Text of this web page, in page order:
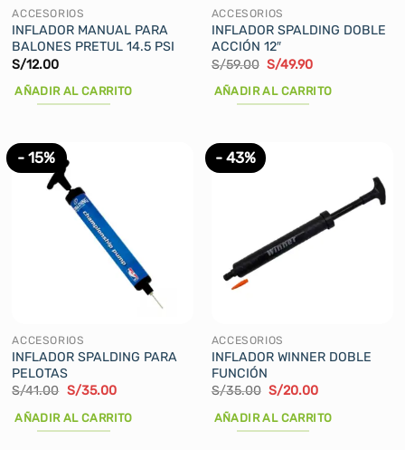
la
página
de
producto
ACCESORIOS
INFLADOR MANUAL PARA
BALONES PRETUL 14.5 PSI
S/12.00
AÑADIR AL CARRITO
ACCESORIOS
INFLADOR SPALDING DOBLE
ACCIÓN 12″
S/59.00 El
original
era:
S/49.90El
actual
AÑADIR AL CARRITO
- 15%
ACCESORIOS
INFLADOR SPALDING PARA
PELOTAS
S/41.00 El
original
era:
S/35.00El
actual
AÑADIR AL CARRITO
- 43%
ACCESORIOS
INFLADOR WINNER DOBLE
FUNCIÓN
S/35.00 El
original
era:
S/20.00El
actual
AÑADIR AL CARRITO